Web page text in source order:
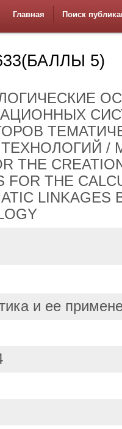
Главная Поиск
5)
/
THE
FOR THE
LINKAGES
и ее